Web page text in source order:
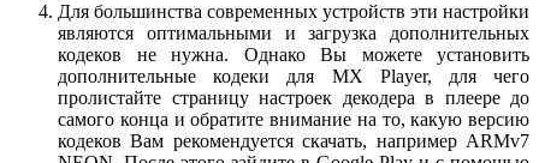
Для большинства современных устройств эти настройки
являются оптимальными и загрузка дополнительных
кодеков не нужна. Однако Вы можете установить
дополнительные кодеки для MX Player, для чего
пролистайте страницу настроек декодера в плеере до
самого конца и обратите внимание на то, какую версию
кодеков Вам рекомендуется скачать, например ARMv7